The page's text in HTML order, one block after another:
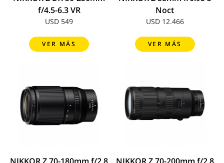
f/4.5-6.3 VR
USD 549
VER MÁS
Noct
USD 12.466
VER MÁS